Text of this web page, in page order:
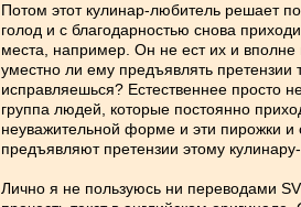
Потом этот кулинар-любитель решает
голод и с благодарностью снова
места, например. Он не ест их и вполне
уместно ли ему предъявлять
исправляешься? Естественнее просто
группа людей, которые постоянно
неуважительной форме и эти пирожки
предъявляют претензии этому
Лично я не пользуюсь ни переводами